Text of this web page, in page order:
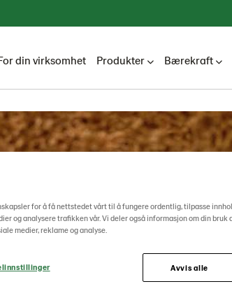
din virksomhet Produkter Bærekraft
for å få nettstedet vårt til å fungere ordentlig, tilpasse
og analysere trafikken vår. Vi deler også informasjon om din bruk
medier, reklame og analyse.
Avvis alle